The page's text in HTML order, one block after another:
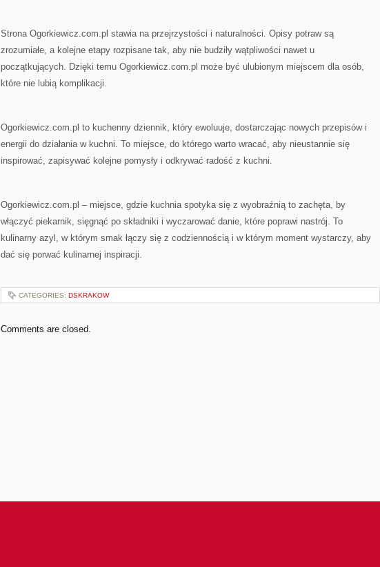
Strona Ogorkiewicz.com.pl stawia na przejrzystości i naturalności. Opisy potraw są
zrozumiałe, a kolejne etapy rozpisane tak, aby nie budziły wątpliwości nawet u
początkujących. Dzięki temu Ogorkiewicz.com.pl może być ulubionym miejscem dla osób,
które nie lubią komplikacji.
Ogorkiewicz.com.pl to kuchenny dziennik, który ewoluuje, dostarczając nowych przepisów i
energii do działania w kuchni. To miejsce, do którego warto wracać, aby nieustannie się
inspirować, zapisywać kolejne pomysły i odkrywać radość z kuchni.
Ogorkiewicz.com.pl – miejsce, gdzie kuchnia spotyka się z wyobraźnią to zachęta, by
włączyć piekarnik, sięgnąć po składniki i wyczarować danie, które poprawi nastrój. To
kulinarny azyl, w którym smak łączy się z codziennością i w którym moment wystarczy, aby
dać się porwać kulinarnej inspiracji.
CATEGORIES: DSKRAKOW
Comments are closed.